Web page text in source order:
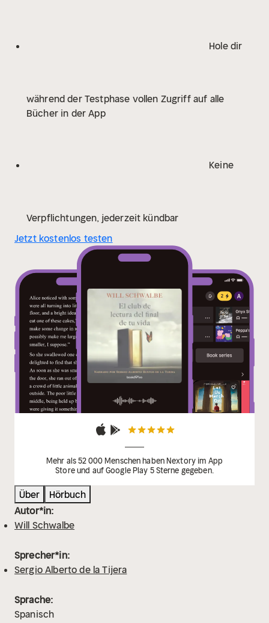
Hole dir
während der Testphase vollen Zugriff auf alle
Bücher in der App
Keine
Verpflichtungen, jederzeit kündbar
Jetzt kostenlos testen
Mehr als 52 000 Menschen haben Nextory im App
Store und auf Google Play 5 Sterne gegeben.
Über
Hörbuch
Autor*in:
Will Schwalbe
Sprecher*in:
Sergio Alberto de la Tijera
Sprache:
Spanisch